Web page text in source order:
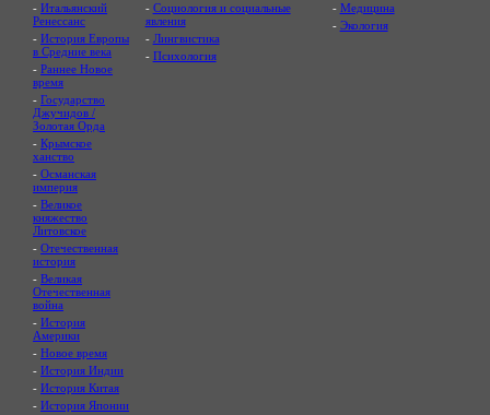
- Итальянский
Ренессанс
- История Европы
в Средние века
- Раннее Новое
время
- Государство
Джучидов /
Золотая Орда
- Крымское
ханство
- Османская
империя
- Великое
княжество
Литовское
- Отечественная
история
- Великая
Отечественная
война
- История
Америки
- Новое время
- История Индии
- История Китая
- История Японии
- Социология и социальные
явления
- Лингвистика
- Психология
- Медицина
- Экология